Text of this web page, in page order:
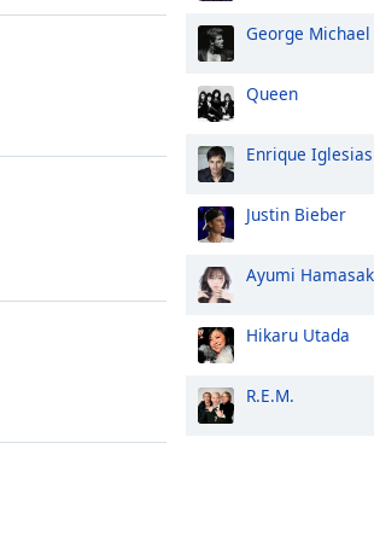
George Michael
Queen
Enrique Iglesias
Justin Bieber
Ayumi
Hikaru Utada
R.E.M.